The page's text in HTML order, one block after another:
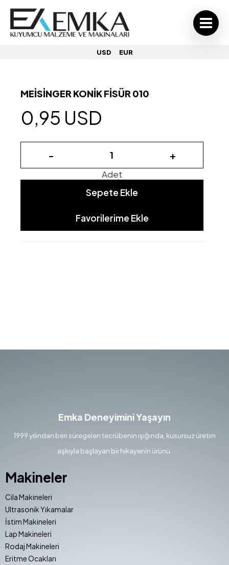
USD EUR
MEİSİNGER KONİK FİSÜR 010
0,95 USD
- +
Adet
Sepete Ekle
Favorilerime Ekle
Emka Deneyimini Yaşayın
1999 yılından beri süregelen tecrübenin ışığında, kusursuz üretim
aşkıyla başlayan bir hikayenin ürünü.
Makineler
Cila Makineleri
Ultrasonik Yıkamalar
İstim Makineleri
Lap Makineleri
Rodaj Makineleri
Eritme Ocakları